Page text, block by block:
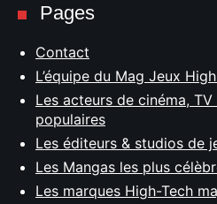
Pages
Contact
L’équipe du Mag Jeux
Les acteurs de cinéma,
populaires
Les éditeurs & studios de
Les Mangas les plus
Les marques High-Tech